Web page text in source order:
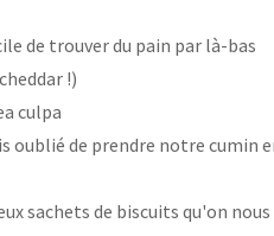
de trouver du pain par là-bas
!)
culpa
oublié de prendre notre cumin
sachets de biscuits qu'on